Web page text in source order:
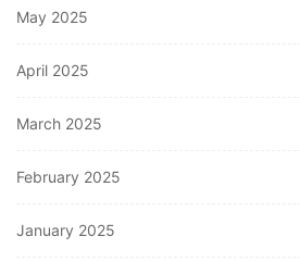
May 2025
April 2025
March 2025
February 2025
January 2025